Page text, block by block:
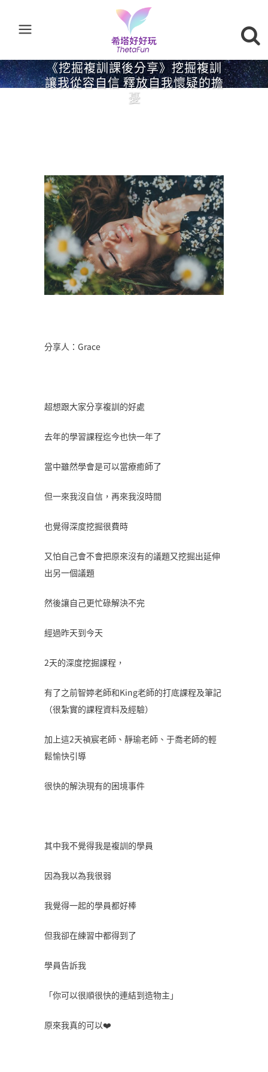
《挖掘複訓課後分享》挖掘複訓
讓我從容自信 釋放自我懷疑的擔
憂
分享人：Grace
超想跟大家分享複訓的好處
去年的學習課程迄今也快一年了
當中雖然學會是可以當療癒師了
但一來我沒自信，再來我沒時間
也覺得深度挖掘很費時
又怕自己會不會把原來沒有的議題又挖掘出延伸
出另一個議題
然後讓自己更忙碌解決不完
經過昨天到今天
2天的深度挖掘課程，
有了之前智婷老師和King老師的打底課程及筆記
（很紮實的課程資料及經驗）
加上這2天禎宸老師、靜瑜老師、于喬老師的輕
鬆愉快引導
很快的解決現有的困境事件
其中我不覺得我是複訓的學員
因為我以為我很弱
我覺得一起的學員都好棒
但我卻在練習中都得到了
學員告訴我
「你可以很順很快的連結到造物主」
原來我真的可以❤️